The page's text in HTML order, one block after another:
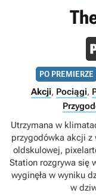
PO PREMIERZE
Akcji, Pociągi,
Utrzymana w
przygodówka akcji z
oldskulowej,
Station rozgrywa się
wyginęła w wyniku
w